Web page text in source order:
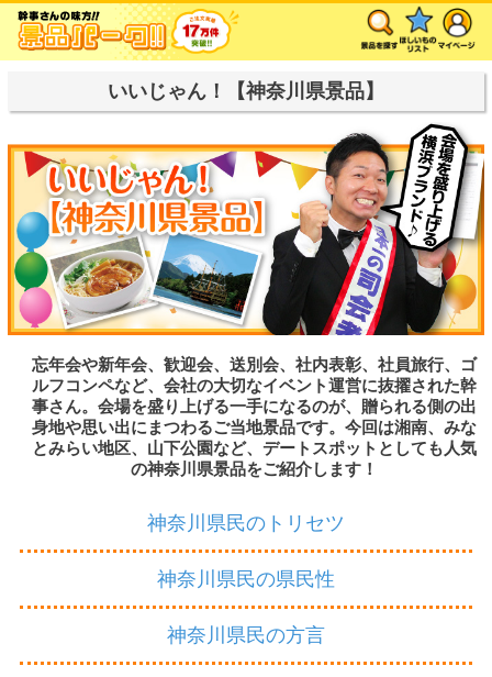
いいじゃん！【神奈川県景品】
忘年会や新年会、歓迎会、送別会、社内表彰、社員旅行、ゴ
ルフコンペなど、会社の大切なイベント運営に抜擢された幹
事さん。会場を盛り上げる一手になるのが、贈られる側の出
身地や思い出にまつわるご当地景品です。今回は湘南、みな
とみらい地区、山下公園など、デートスポットとしても人気
の神奈川県景品をご紹介します！
神奈川県民のトリセツ
神奈川県民の県民性
神奈川県民の方言